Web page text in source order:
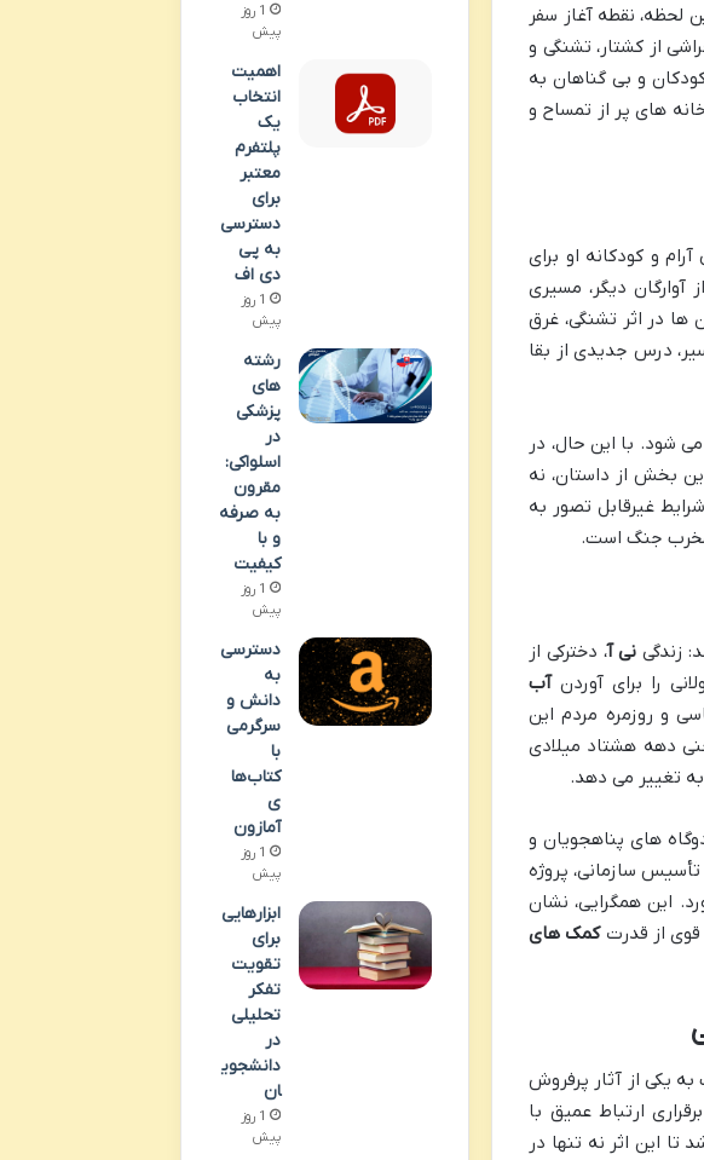
لحظه، نقطه آغاز سفر
از کشتار، تشنگی و
و بی گناهان به
های پر از تمساح و
و کودکانه او برای
دیگر، مسیری
ها در اثر تشنگی، غرق
درس جدیدی از بقا
شود. با این حال، در
بخش از داستان، نه
غیرقابل تصور به
مخرب جنگ است.
زندگی نی آ، دخترکی از
آب
و روزمره مردم این
دهه هشتاد میلادی
های پناهجویان و
سازمانی، پروژه
این همگرایی، نشان
قوی از قدرتکمک های
یکی از آثار پرفروش
ارتباط عمیق با
این اثر نه تنها در
1 روز
پیش
اهمیت
انتخاب
یک
پلتفرم
معتبر
برای
دسترسی
به پی
دی اف
1 روز
پیش
رشته
های
پزشکی
در
اسلواکی:
مقرون
به صرفه
و با
کیفیت
1 روز
پیش
دسترسی
به
دانش و
سرگرمی
با
کتاب‌ها
ی
آمازون
1 روز
پیش
ابزارهایی
برای
تقویت
تفکر
تحلیلی
در
دانشجوی
ان
1 روز
پیش